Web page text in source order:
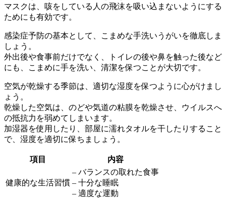
マスクは、咳をしている人の飛沫を吸い込まないようにする
ためにも有効です。
感染症予防の基本として、こまめな手洗いうがいを徹底しま
しょう。
外出後や食事前だけでなく、トイレの後や鼻を触った後など
にも、こまめに手を洗い、清潔を保つことが大切です。
空気が乾燥する季節は、 適切な湿度を保つように心がけまし
ょう。
乾燥した空気は、のどや気道の粘膜を乾燥させ、ウイルスへ
の抵抗力を弱めてしまいます。
加湿器を使用したり、部屋に濡れタオルを干したりすること
で、湿度を適切に保ちましょう。
項目 内容
健康的な生活習慣
– バランスの取れた食事
– 十分な睡眠
– 適度な運動